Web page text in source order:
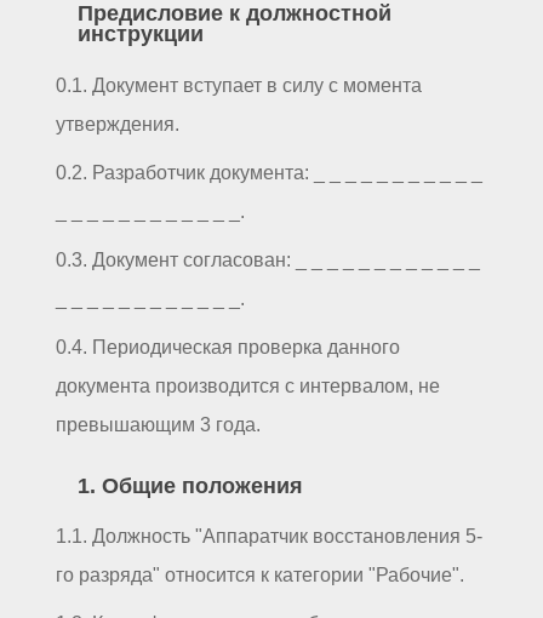
Предисловие к должностной
инструкции
0.1. Документ вступает в силу с момента
утверждения.
0.2. Разработчик документа: _ _ _ _ _ _ _ _ _ _ _
_ _ _ _ _ _ _ _ _ _ _ _.
0.3. Документ согласован: _ _ _ _ _ _ _ _ _ _ _ _
_ _ _ _ _ _ _ _ _ _ _ _.
0.4. Периодическая проверка данного
документа производится с интервалом, не
превышающим 3 года.
1. Общие положения
1.1. Должность "Аппаратчик восстановления 5-
го разряда" относится к категории "Рабочие".